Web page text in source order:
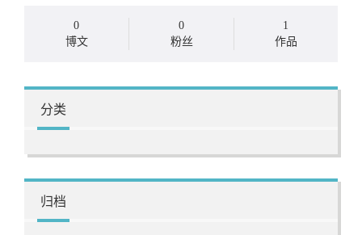
0
博文
0
粉丝
1
作品
分类
归档